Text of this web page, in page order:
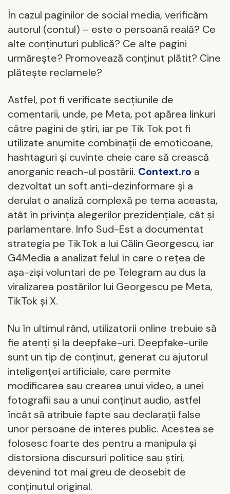
În cazul paginilor de social media, verificăm
autorul (contul) – este o persoană reală? Ce
alte conținuturi publică? Ce alte pagini
urmărește? Promovează conținut plătit? Cine
plătește reclamele?
Astfel, pot fi verificate secțiunile de
comentarii, unde, pe Meta, pot apărea linkuri
către pagini de știri, iar pe Tik Tok pot fi
utilizate anumite combinații de emoticoane,
hashtaguri și cuvinte cheie care să crească
anorganic reach-ul postării. Context.ro a
dezvoltat un soft anti-dezinformare și a
derulat o analiză complexă pe tema aceasta,
atât în privința alegerilor prezidențiale, cât și
parlamentare. Info Sud-Est a documentat
strategia pe TikTok a lui Călin Georgescu, iar
G4Media a analizat felul în care o rețea de
așa-ziși voluntari de pe Telegram au dus la
viralizarea postărilor lui Georgescu pe Meta,
TikTok și X.
Nu în ultimul rând, utilizatorii online trebuie să
fie atenți și la deepfake-uri. Deepfake-urile
sunt un tip de conținut, generat cu ajutorul
inteligenței artificiale, care permite
modificarea sau crearea unui video, a unei
fotografii sau a unui conținut audio, astfel
încât să atribuie fapte sau declarații false
unor persoane de interes public. Acestea se
folosesc foarte des pentru a manipula și
distorsiona discursuri politice sau știri,
devenind tot mai greu de deosebit de
conținutul original.